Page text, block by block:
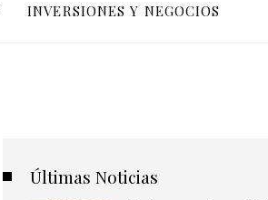
INVERSIONES Y NEGOCIOS
Últimas Noticias